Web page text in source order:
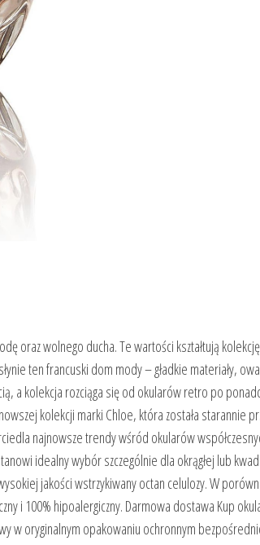
oraz wolnego ducha. Te wartości kształtują
ten francuski dom mody – gładkie materiały,
a kolekcja rozciąga się od okularów retro po
kolekcji marki Chloe, która została starannie
najnowsze trendy wśród okularów
idealny wybór szczególnie dla okrągłej lub
jakości wstrzykiwany octan celulozy. W
i 100% hipoalergiczny. Darmowa dostawa Kup
w oryginalnym opakowaniu ochronnym